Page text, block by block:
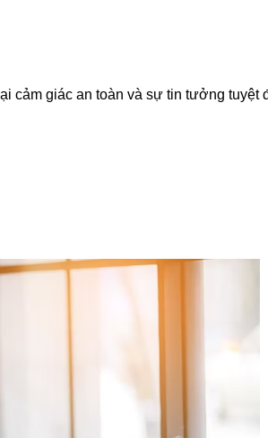
cảm giác an toàn và sự tin tưởng tuyệt